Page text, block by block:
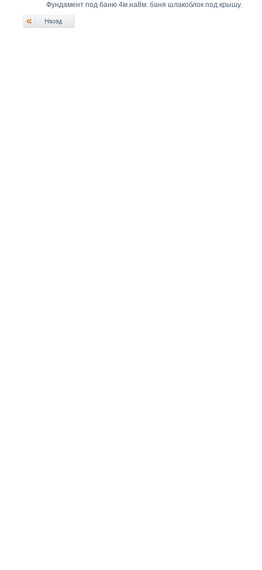
Фундамент под баню 4м.на8м. баня шлакоблок под крышу.